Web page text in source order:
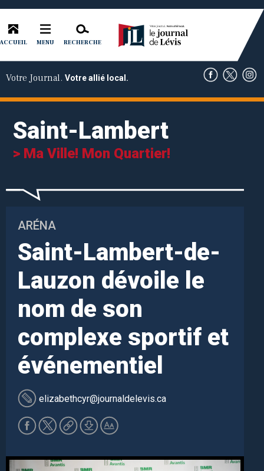
ACCUEIL MENU RECHERCHE
Votre Journal. Votre allié local.
Saint-Lambert
> Ma Ville! Mon Quartier!
ARÉNA
Saint-Lambert-de-
Lauzon dévoile le
nom de son
complexe sportif et
événementiel
elizabethcyr@journaldelevis.ca